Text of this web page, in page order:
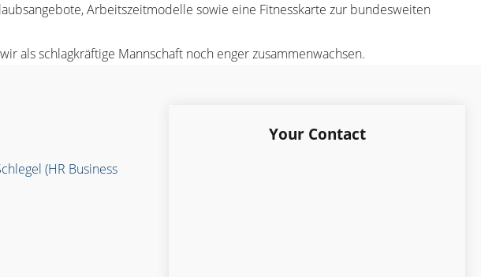
Arbeitszeitmodelle sowie eine Fitnesskarte zur bundesweiten
als schlagkräftige Mannschaft noch enger zusammenwachsen.
(HR Business
Your Contact